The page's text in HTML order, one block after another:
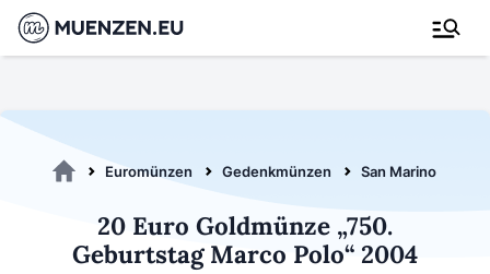
Euromünzen Gedenkmünzen San Marino 2004
20 Euro Goldmünze „750.
Geburtstag Marco Polo“ 2004